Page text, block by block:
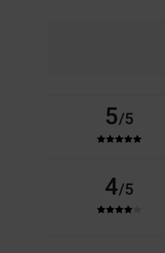
5/5
4/5